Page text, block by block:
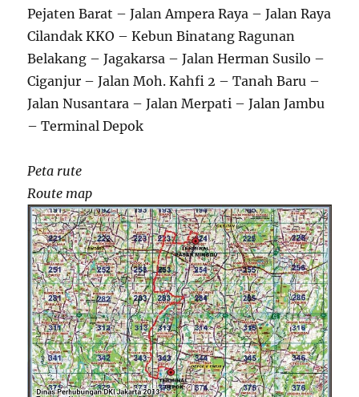
Pejaten Barat – Jalan Ampera Raya – Jalan Raya
Cilandak KKO – Kebun Binatang Ragunan
Belakang – Jagakarsa – Jalan Herman Susilo –
Ciganjur – Jalan Moh. Kahfi 2 – Tanah Baru –
Jalan Nusantara – Jalan Merpati – Jalan Jambu
– Terminal Depok
Peta rute
Route map